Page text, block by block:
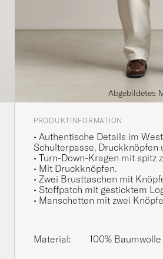
Abgebildetes
PRODUKTINFORMATION
• Authentische Details im
Schulterpasse, Druckknöpfen
• Turn-Down-Kragen mit spitz
• Mit Druckknöpfen.
• Zwei Brusttaschen mit
• Stoffpatch mit gesticktem
• Manschetten mit zwei
Material: 100% Baumwolle